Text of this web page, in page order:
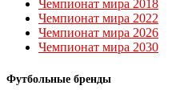
Чемпионат мира 2018
Чемпионат мира 2022
Чемпионат мира 2026
Чемпионат мира 2030
Футбольные бренды